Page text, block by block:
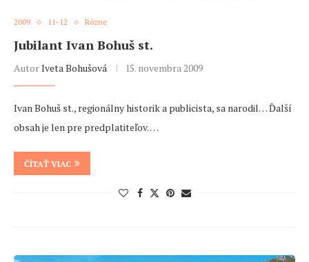
2009 11-12 Rôzne
Jubilant Ivan Bohuš st.
AutorIveta Bohušová 15. novembra 2009
Ivan Bohuš st., regionálny historik a publicista, sa narodil… Ďalší
obsah je len pre predplatiteľov. …
ČÍTAŤ VIAC